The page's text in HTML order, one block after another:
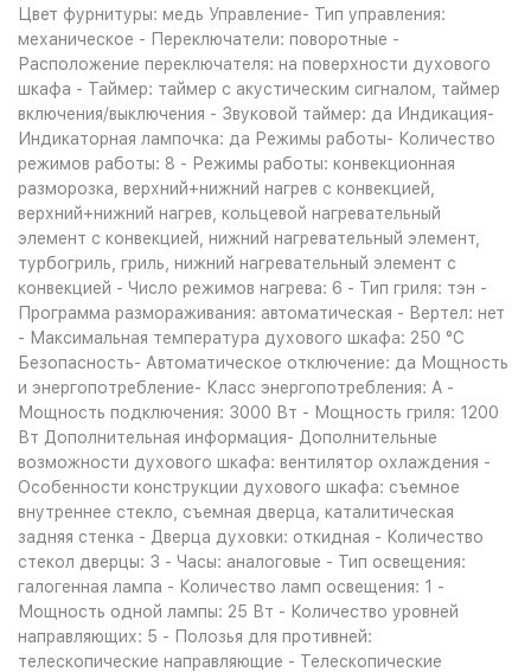
Цвет фурнитуры: медь Управление- Тип управления:
механическое - Переключатели: поворотные -
Расположение переключателя: на поверхности духового
шкафа - Таймер: таймер с акустическим сигналом, таймер
включения/выключения - Звуковой таймер: да Индикация-
Индикаторная лампочка: да Режимы работы- Количество
режимов работы: 8 - Режимы работы: конвекционная
разморозка, верхний+нижний нагрев с конвекцией,
верхний+нижний нагрев, кольцевой нагревательный
элемент с конвекцией, нижний нагревательный элемент,
турбогриль, гриль, нижний нагревательный элемент с
конвекцией - Число режимов нагрева: 6 - Тип гриля: тэн -
Программа размораживания: автоматическая - Вертел: нет
- Максимальная температура духового шкафа: 250 °С
Безопасность- Автоматическое отключение: да Мощность
и энергопотребление- Класс энергопотребления: A -
Мощность подключения: 3000 Вт - Мощность гриля: 1200
Вт Дополнительная информация- Дополнительные
возможности духового шкафа: вентилятор охлаждения -
Особенности конструкции духового шкафа: съемное
внутреннее стекло, съемная дверца, каталитическая
задняя стенка - Дверца духовки: откидная - Количество
стекол дверцы: 3 - Часы: аналоговые - Тип освещения:
галогенная лампа - Количество ламп освещения: 1 -
Мощность одной лампы: 25 Вт - Количество уровней
направляющих: 5 - Полозья для противней:
телескопические направляющие - Телескопические